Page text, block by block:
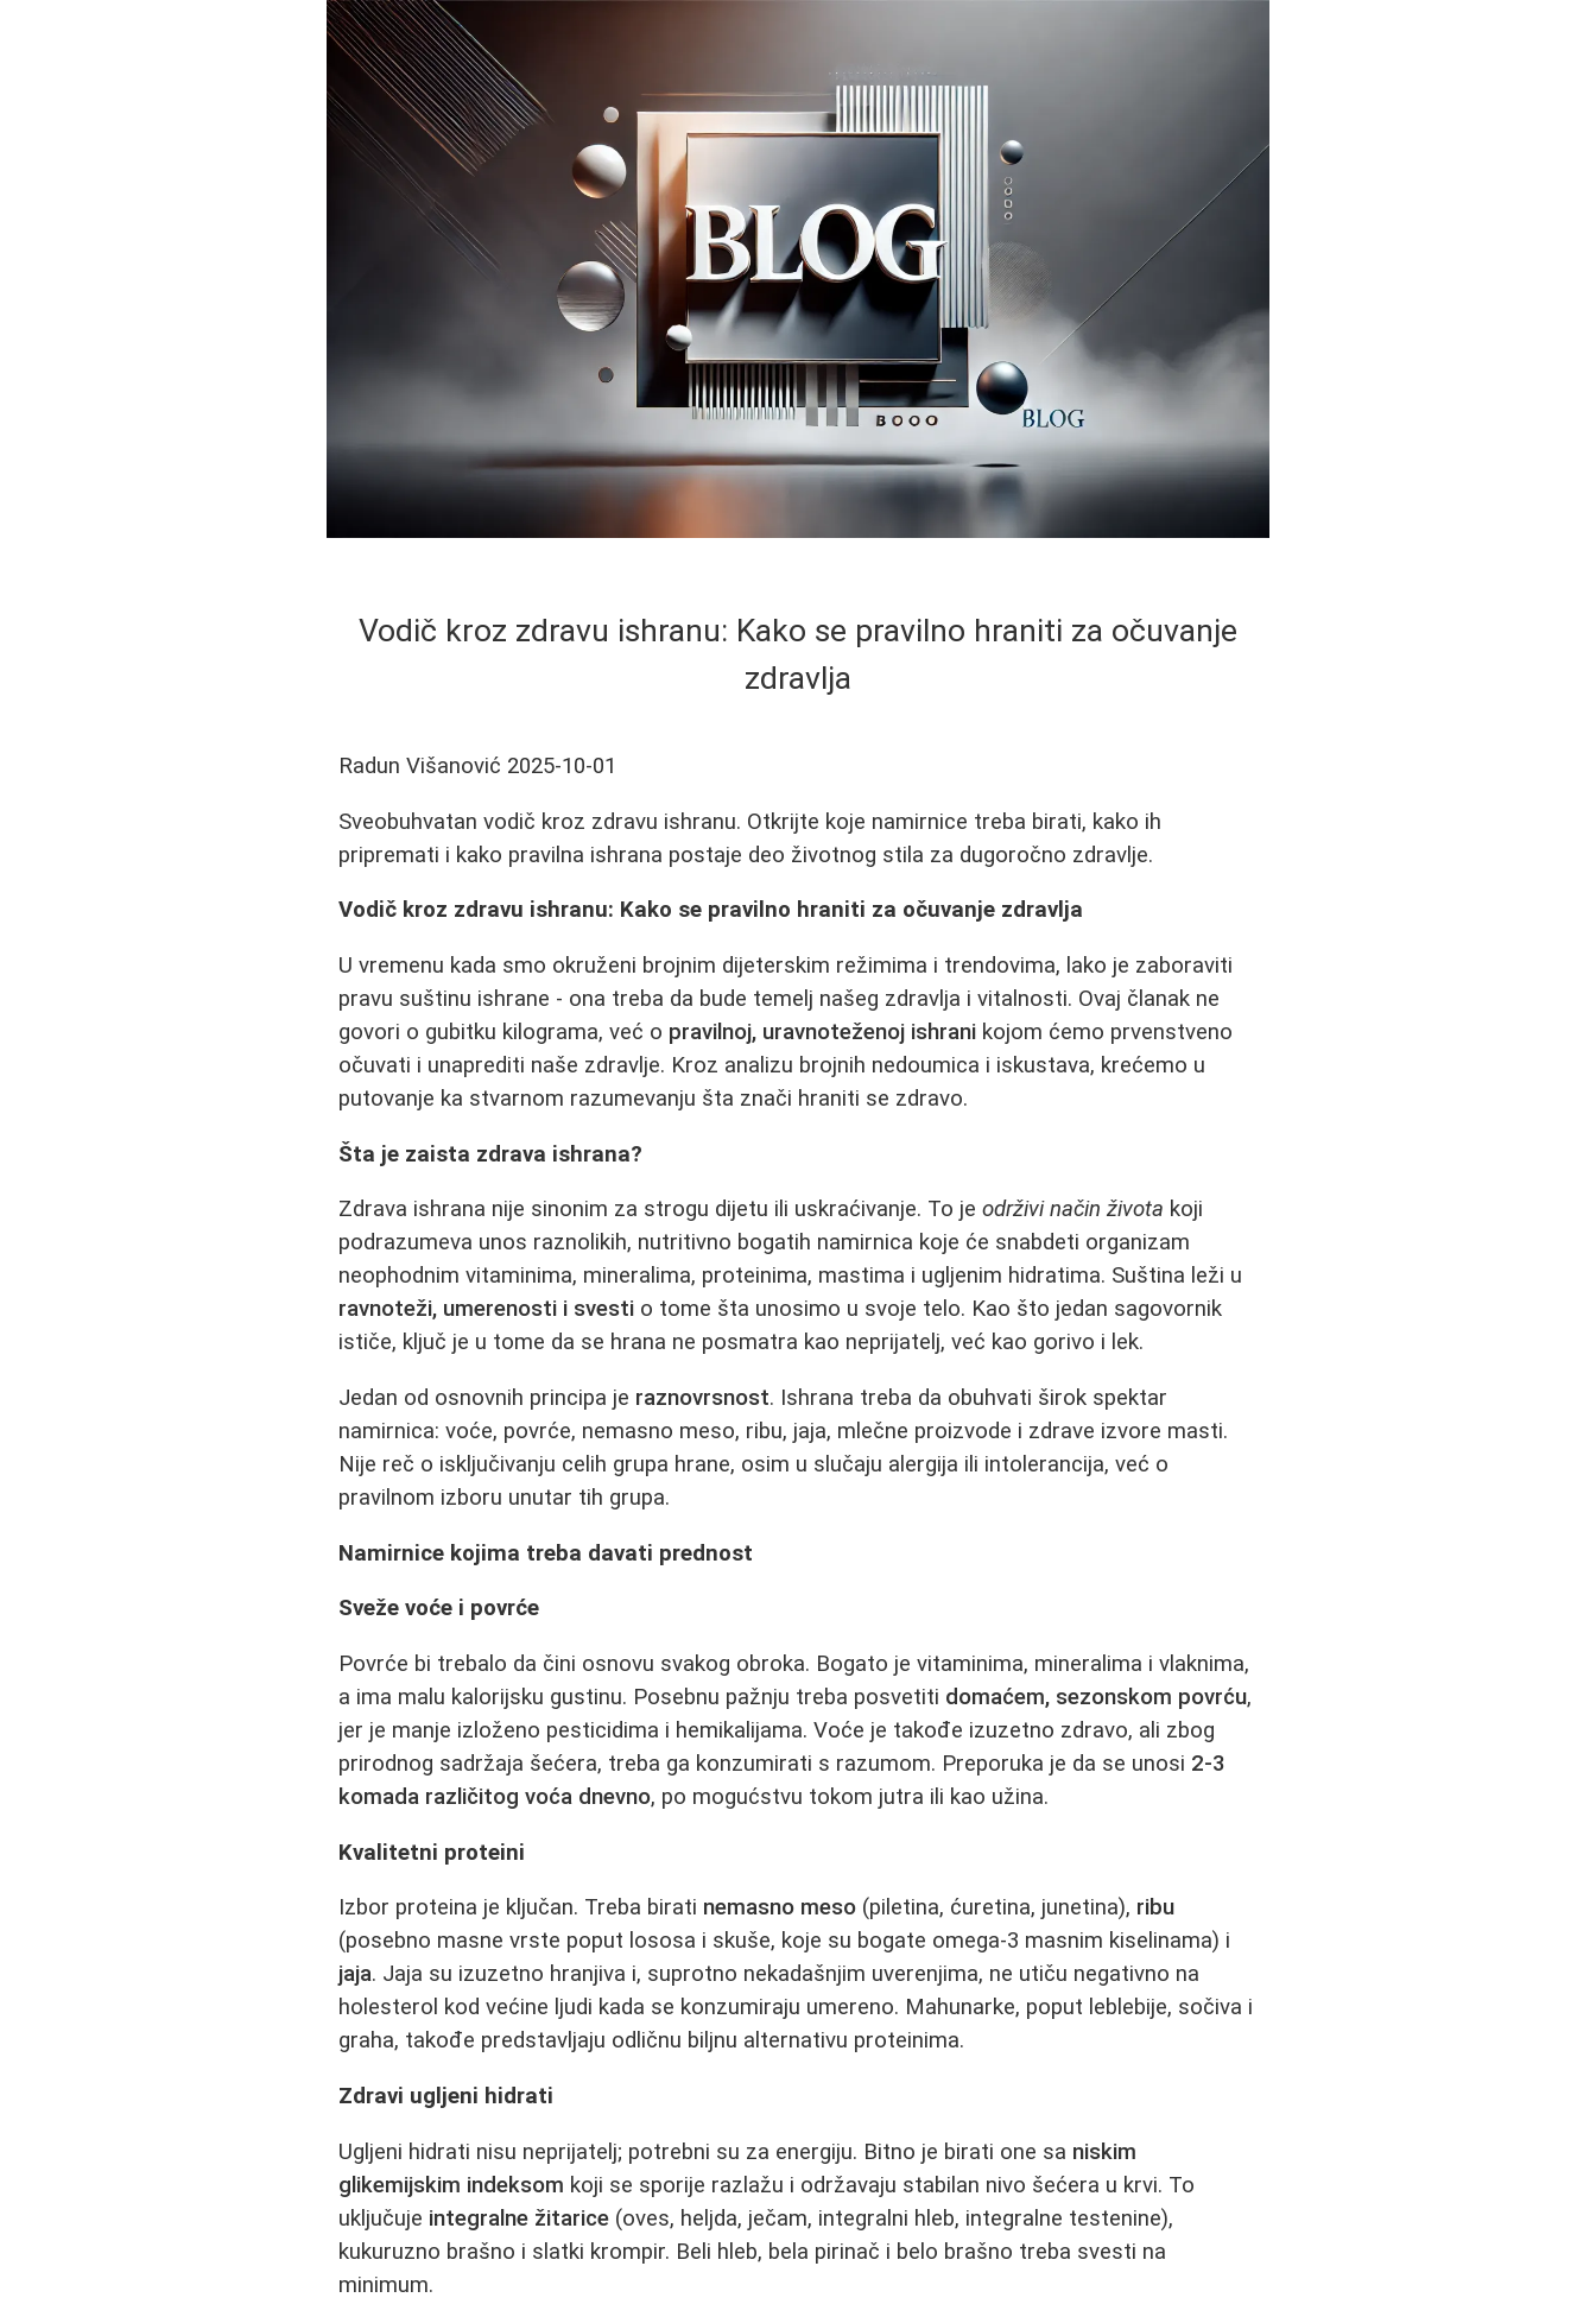
Vodič kroz zdravu ishranu: Kako se pravilno hraniti za očuvanje
zdravlja
Radun Višanović 2025-10-01
Sveobuhvatan vodič kroz zdravu ishranu. Otkrijte koje namirnice treba birati, kako ih
pripremati i kako pravilna ishrana postaje deo životnog stila za dugoročno zdravlje.
Vodič kroz zdravu ishranu: Kako se pravilno hraniti za očuvanje zdravlja
U vremenu kada smo okruženi brojnim dijeterskim režimima i trendovima, lako je zaboraviti
pravu suštinu ishrane - ona treba da bude temelj našeg zdravlja i vitalnosti. Ovaj članak ne
govori o gubitku kilograma, već o pravilnoj, uravnoteženoj ishrani kojom ćemo prvenstveno
očuvati i unaprediti naše zdravlje. Kroz analizu brojnih nedoumica i iskustava, krećemo u
putovanje ka stvarnom razumevanju šta znači hraniti se zdravo.
Šta je zaista zdrava ishrana?
Zdrava ishrana nije sinonim za strogu dijetu ili uskraćivanje. To jeodrživi način života koji
podrazumeva unos raznolikih, nutritivno bogatih namirnica koje će snabdeti organizam
neophodnim vitaminima, mineralima, proteinima, mastima i ugljenim hidratima. Suština leži u
ravnoteži, umerenosti i svesti o tome šta unosimo u svoje telo. Kao što jedan sagovornik
ističe, ključ je u tome da se hrana ne posmatra kao neprijatelj, već kao gorivo i lek.
Jedan od osnovnih principa je raznovrsnost. Ishrana treba da obuhvati širok spektar
namirnica: voće, povrće, nemasno meso, ribu, jaja, mlečne proizvode i zdrave izvore masti.
Nije reč o isključivanju celih grupa hrane, osim u slučaju alergija ili intolerancija, već o
pravilnom izboru unutar tih grupa.
Namirnice kojima treba davati prednost
Sveže voće i povrće
Povrće bi trebalo da čini osnovu svakog obroka. Bogato je vitaminima, mineralima i vlaknima,
a ima malu kalorijsku gustinu. Posebnu pažnju treba posvetiti domaćem, sezonskom povrću,
jer je manje izloženo pesticidima i hemikalijama. Voće je takođe izuzetno zdravo, ali zbog
prirodnog sadržaja šećera, treba ga konzumirati s razumom. Preporuka je da se unosi 2-3
komada različitog voća dnevno, po mogućstvu tokom jutra ili kao užina.
Kvalitetni proteini
Izbor proteina je ključan. Treba birati nemasno meso (piletina, ćuretina, junetina), ribu
(posebno masne vrste poput lososa i skuše, koje su bogate omega-3 masnim kiselinama) i
jaja. Jaja su izuzetno hranjiva i, suprotno nekadašnjim uverenjima, ne utiču negativno na
holesterol kod većine ljudi kada se konzumiraju umereno. Mahunarke, poput leblebije, sočiva i
graha, takođe predstavljaju odličnu biljnu alternativu proteinima.
Zdravi ugljeni hidrati
Ugljeni hidrati nisu neprijatelj; potrebni su za energiju. Bitno je birati one sa niskim
glikemijskim indeksom koji se sporije razlažu i održavaju stabilan nivo šećera u krvi. To
uključuje integralne žitarice (oves, heljda, ječam, integralni hleb, integralne testenine),
kukuruzno brašno i slatki krompir. Beli hleb, bela pirinač i belo brašno treba svesti na
minimum.